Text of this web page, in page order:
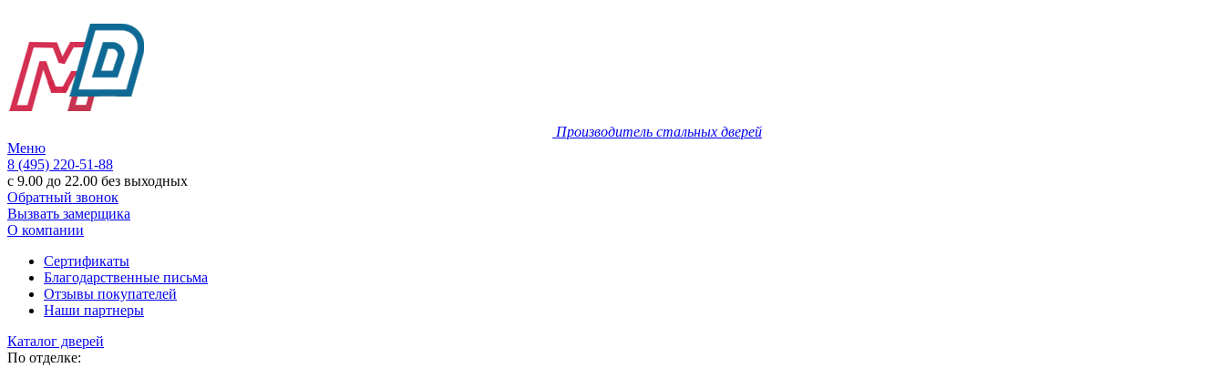
Производитель стальных дверей
Меню
8 (495) 220-51-88
с 9.00 до 22.00 без выходных
Обратный звонок
Вызвать замерщика
О компании
Сертификаты
Благодарственные письма
Отзывы покупателей
Наши партнеры
Каталог дверей
По отделке: